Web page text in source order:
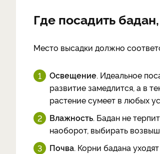
Где посадить
Место высадки должно
Освещение. Идеальное
развитие замедлится, а в
растение сумеет в любых
Влажность. Бадан не
наоборот, выбирать
Почва. Корни бадана